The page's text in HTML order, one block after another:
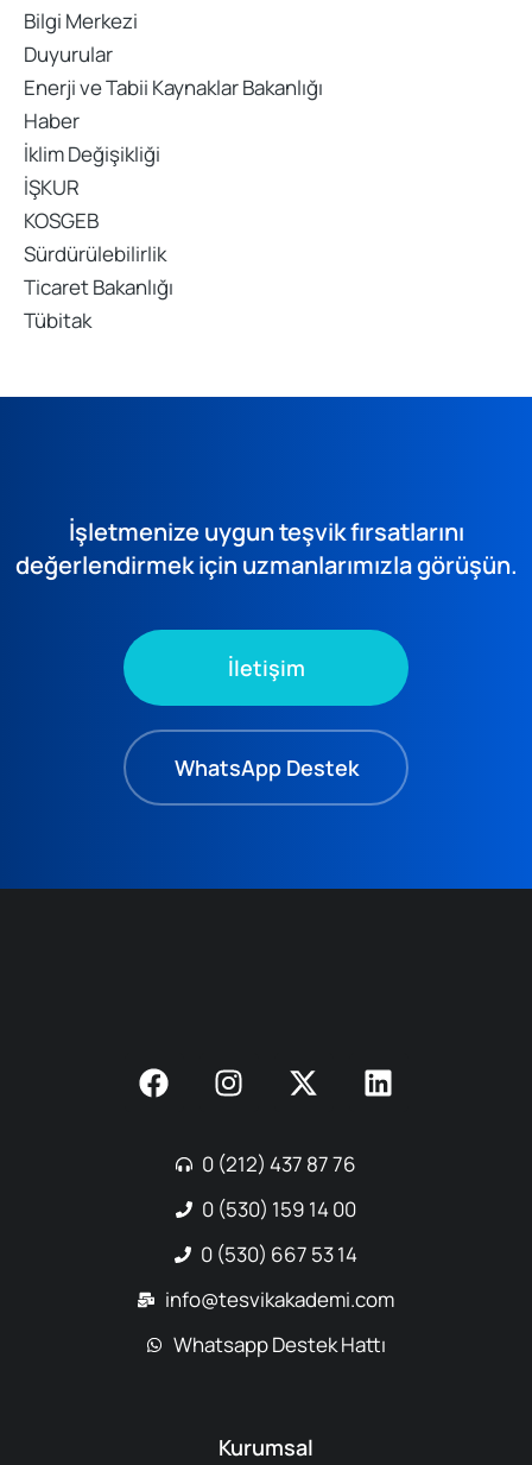
Bilgi Merkezi
Duyurular
Enerji ve Tabii Kaynaklar Bakanlığı
Haber
İklim Değişikliği
İŞKUR
KOSGEB
Sürdürülebilirlik
Ticaret Bakanlığı
Tübitak
İşletmenize uygun teşvik fırsatlarını
değerlendirmek için uzmanlarımızla görüşün.
İletişim
WhatsApp Destek
0 (212) 437 87 76
0 (530) 159 14 00
0 (530) 667 53 14
info@tesvikakademi.com
Whatsapp Destek Hattı
Kurumsal